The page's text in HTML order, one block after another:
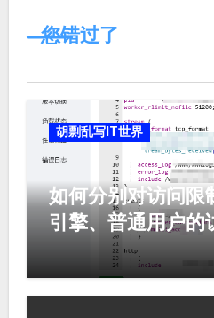
您错过了
胡剽乱写IT世界
如何分别对访问限
引擎、普通用户的